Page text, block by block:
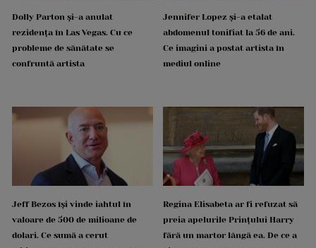
Dolly Parton și-a anulat
rezidența în Las Vegas. Cu ce
probleme de sănătate se
confruntă artista
Jennifer Lopez și-a etalat
abdomenul tonifiat la 56 de ani.
Ce imagini a postat artista în
mediul online
Jeff Bezos își vinde iahtul în
valoare de 500 de milioane de
dolari. Ce sumă a cerut
Regina Elisabeta ar fi refuzat să
preia apelurile Prințului Harry
fără un martor lângă ea. De ce a